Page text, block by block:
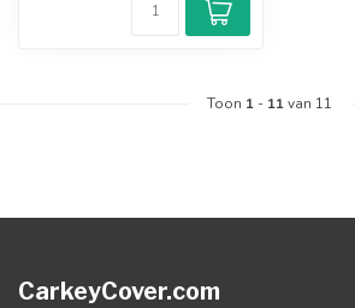
Toon 1 - 11van 11
CarkeyCover.com